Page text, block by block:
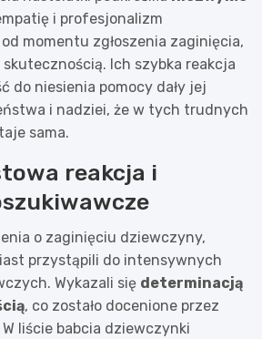
i profesjonalizm
momentu zgłoszenia zaginięcia,
skutecznością. Ich szybka reakcja
do niesienia pomocy dały jej
i nadziei, że w tych trudnych
sama.
reakcja i
o zaginięciu dziewczyny,
przystąpili do intensywnych
Wykazali się determinacją
, co zostało docenione przez
liście babcia dziewczynki